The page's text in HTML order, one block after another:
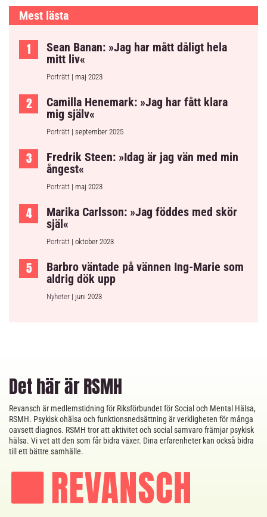
Mest lästa
Sean Banan: »Jag har mått dåligt hela
mitt liv«
Porträtt | maj 2023
Camilla Henemark: »Jag har fått klara
mig själv«
Porträtt | september 2025
Fredrik Steen: »Idag är jag vän med min
ångest«
Porträtt | maj 2023
Marika Carlsson: »Jag föddes med skör
själ«
Porträtt | oktober 2023
Barbro väntade på vännen Ing-Marie som
aldrig dök upp
Nyheter | juni 2023
Det här är RSMH
Revansch är medlemstidning för Riksförbundet för Social och Mental Hälsa,
RSMH. Psykisk ohälsa och funktionsnedsättning är verkligheten för många
oavsett diagnos. RSMH tror att aktivitet och social samvaro främjar psykisk
hälsa. Vi vet att den som får bidra växer. Dina erfarenheter kan också bidra
till ett bättre samhälle.